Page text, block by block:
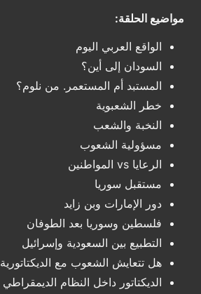
مواضيع الحلقة:
الواقع العربي اليوم
السودان إلى أين؟
المستبد أم المستعمر. من نلوم؟
خطر الشعبوية
النخبة والشعب
مسؤولية الشعوب
الرعايا vs المواطنين
مستقبل سوريا
دور الإمارات وبن زايد
فلسطين وسوريا بعد الطوفان
التطبيع بين السعودية وإسرائيل
هل تتعايش الشعوب مع الديكتاتورية
الديكتاتور داخل النظام الديمقراطي